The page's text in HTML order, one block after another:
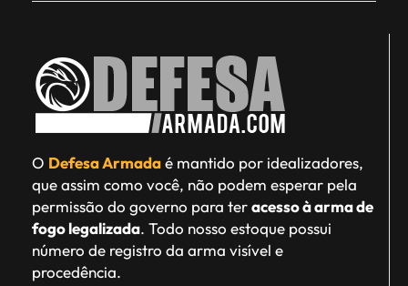
O Defesa Armadaé mantido por idealizadores,
que assim como você, não podem esperar pela
permissão do governo para teracesso à arma de
fogo legalizada. Todo nosso estoque possui
número de registro da arma visível e
procedência.